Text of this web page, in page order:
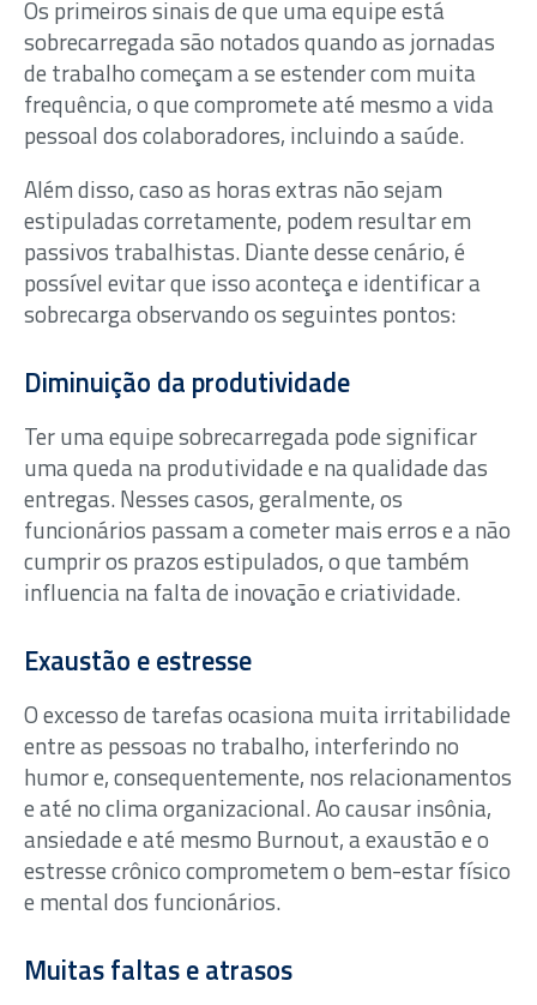
Os primeiros sinais de que uma equipe está
sobrecarregada são notados quando as jornadas
de trabalho começam a se estender com muita
frequência, o que compromete até mesmo a vida
pessoal dos colaboradores, incluindo a saúde.
Além disso, caso as horas extras não sejam
estipuladas corretamente, podem resultar em
passivos trabalhistas. Diante desse cenário, é
possível evitar que isso aconteça e identificar a
sobrecarga observando os seguintes pontos:
Diminuição da produtividade
Ter uma equipe sobrecarregada pode significar
uma queda na produtividade e na qualidade das
entregas. Nesses casos, geralmente, os
funcionários passam a cometer mais erros e a não
cumprir os prazos estipulados, o que também
influencia na falta de inovação e criatividade.
Exaustão e estresse
O excesso de tarefas ocasiona muita irritabilidade
entre as pessoas no trabalho, interferindo no
humor e, consequentemente, nos relacionamentos
e até no clima organizacional. Ao causar insônia,
ansiedade e até mesmo Burnout, a exaustão e o
estresse crônico comprometem o bem-estar físico
e mental dos funcionários.
Muitas faltas e atrasos